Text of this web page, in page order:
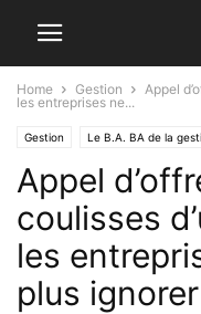
Home Gestion
Appel
les entreprises ne...
Gestion Le B.A. BA de la
Reprendre/Céder Vérifier
Appel
coulisses
les
plus ignorer